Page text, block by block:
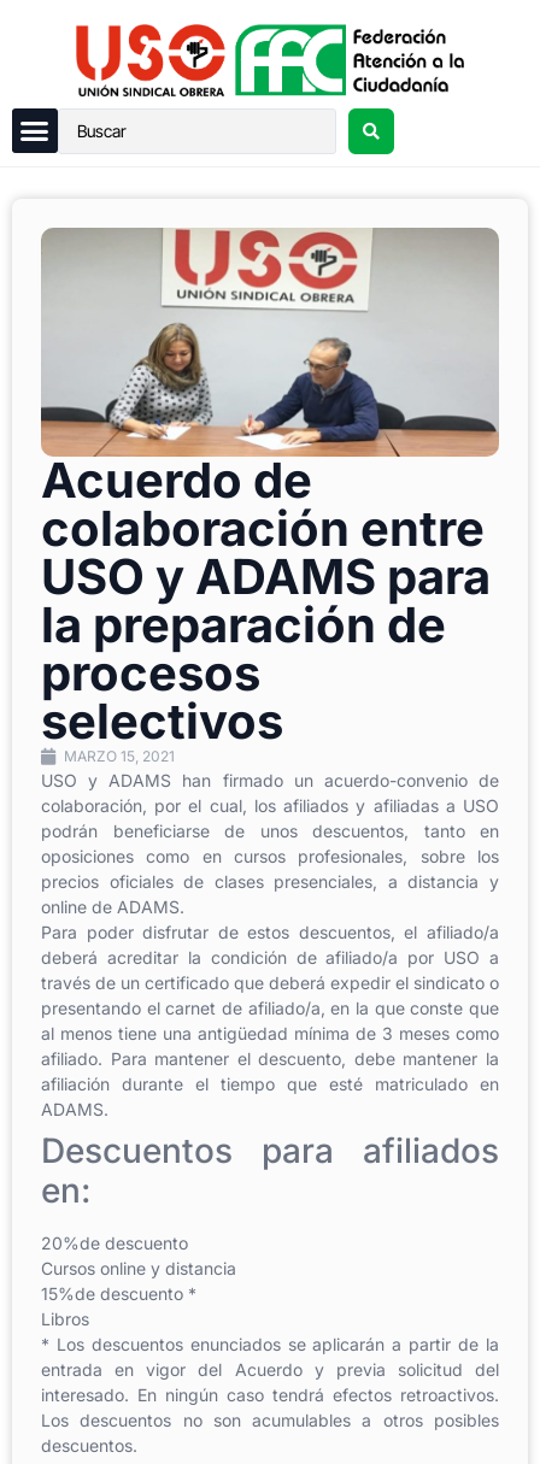
Acuerdo de
colaboración entre
USO y ADAMS para
la preparación de
procesos
selectivos
MARZO 15, 2021
USO y ADAMS han firmado un acuerdo-convenio de
colaboración, por el cual, los afiliados y afiliadas a USO
podrán beneficiarse de unos descuentos, tanto en
oposiciones como en cursos profesionales, sobre los
precios oficiales de clases presenciales, a distancia y
online de ADAMS.
Para poder disfrutar de estos descuentos, el afiliado/a
deberá acreditar la condición de afiliado/a por USO a
través de un certificado que deberá expedir el sindicato o
presentando el carnet de afiliado/a, en la que conste que
al menos tiene una antigüedad mínima de 3 meses como
afiliado. Para mantener el descuento, debe mantener la
afiliación durante el tiempo que esté matriculado en
ADAMS.
Descuentos para afiliados
en:
20%de descuento
Cursos online y distancia
15%de descuento *
Libros
* Los descuentos enunciados se aplicarán a partir de la
entrada en vigor del Acuerdo y previa solicitud del
interesado. En ningún caso tendrá efectos retroactivos.
Los descuentos no son acumulables a otros posibles
descuentos.